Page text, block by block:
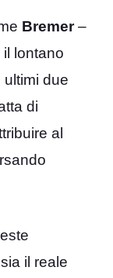
Bremer–
lontano
due
di
al
il reale